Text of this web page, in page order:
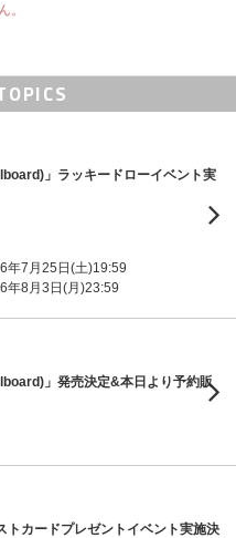
。
」ラッキードローイベント実
年7月25日(土)19:59
年8月3日(月)23:59
」発売決定&本日より予約販
カードプレゼントイベント実施決